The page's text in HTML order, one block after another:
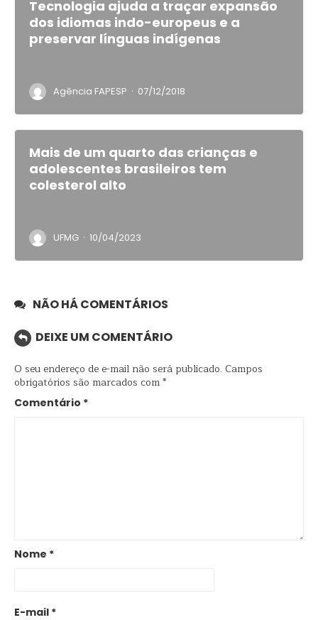
Tecnologia ajuda a traçar expansão
dos idiomas indo-europeus e a
preservar línguas indígenas
Agência FAPESP · 07/12/2018
Mais de um quarto das crianças e
adolescentes brasileiros tem
colesterol alto
UFMG · 10/04/2023
NÃO HÁ COMENTÁRIOS
DEIXE UM COMENTÁRIO
O seu endereço de e-mail não será publicado. Campos
obrigatórios são marcados com*
Comentário *
Nome *
E-mail *